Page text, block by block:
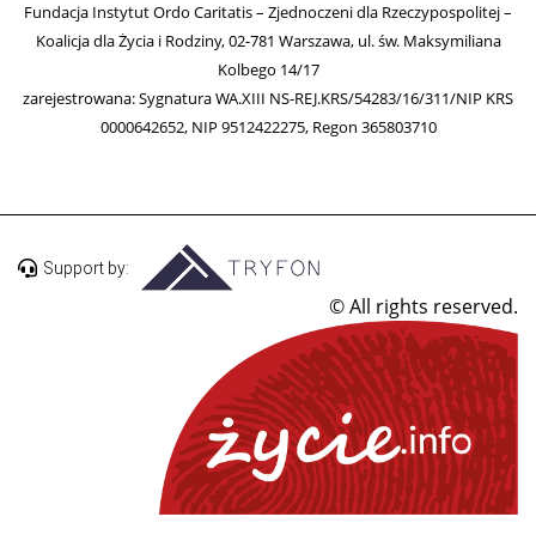
Fundacja Instytut Ordo Caritatis – Zjednoczeni dla Rzeczypospolitej –
Koalicja dla Życia i Rodziny, 02-781 Warszawa, ul. św. Maksymiliana
Kolbego 14/17
zarejestrowana: Sygnatura WA.XIII NS-REJ.KRS/54283/16/311/NIP KRS
0000642652, NIP 9512422275, Regon 365803710
Support by:
© All rights reserved.